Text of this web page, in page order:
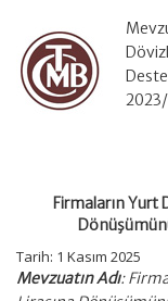
(Sayı:
2025/26)
Firmaların Yurt
Tarih: 1 Kasım 2025
Mevzuatın Adı: